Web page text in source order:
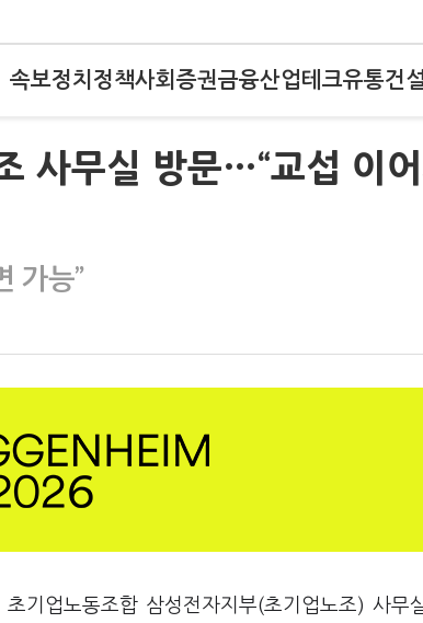
속보정치 정책사회 증권금융산업테크유통건설
사무실 방문…“교섭 이
가능”
기업노동조합 삼성전자지부(초기업노조) 사무